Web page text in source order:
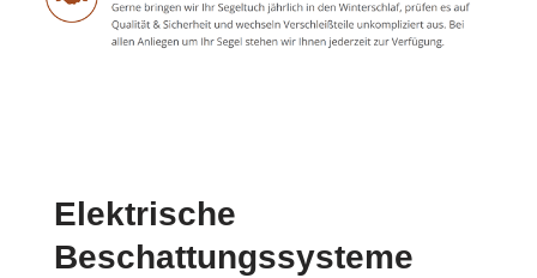
Elektrische
Beschattungssysteme